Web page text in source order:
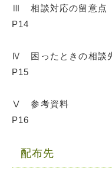
Ⅲ 相談対応
P14
Ⅳ 困ったと
P15
Ⅴ 参考
P16
配布先